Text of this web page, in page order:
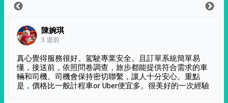
陳婉琪
3 週前
真心覺得服務很好。駕駛專業安全。且訂單系統簡單易
懂，接送前，依照問卷調查，旅步都能提供符合需求的車
輛和司機。司機會保持密切聯繫，讓人十分安心。重點
是，價格比一般計程車or Uber便宜多。很美好的一次經驗